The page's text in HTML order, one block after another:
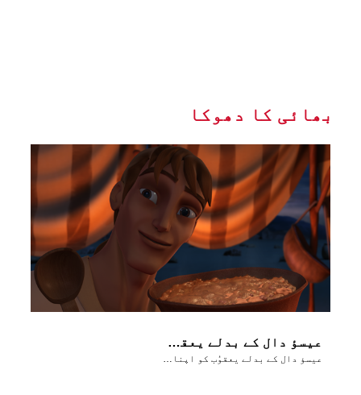
بھائی کا دھوکا
عیسؤ دال کے بدلے یعقوُب کو اپنا پیلوٹھے کا حق بیچ دیتا ہے
عیسؤ دال کے بدلے یعقوُب کو اپنا پیلوٹھے کا حق بیچ دیتا ہے